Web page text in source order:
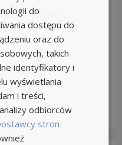
- 3/4 etatu
Stała
do
dostępu do
oraz do
takich
identyfikatory i
wyświetlania
i treści,
odbiorców
stron